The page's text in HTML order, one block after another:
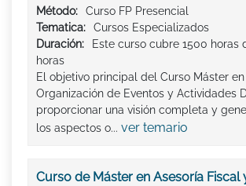
Método:
Curso FP Presencial
Tematica:
Cursos Especializados
Duración:
Este curso cubre 1500 horas
horas
El objetivo principal del Curso Máster
Organización de Eventos y Actividades
proporcionar una visión completa y
los aspectos o... ver temario
Curso de Máster en Asesoría Fiscal